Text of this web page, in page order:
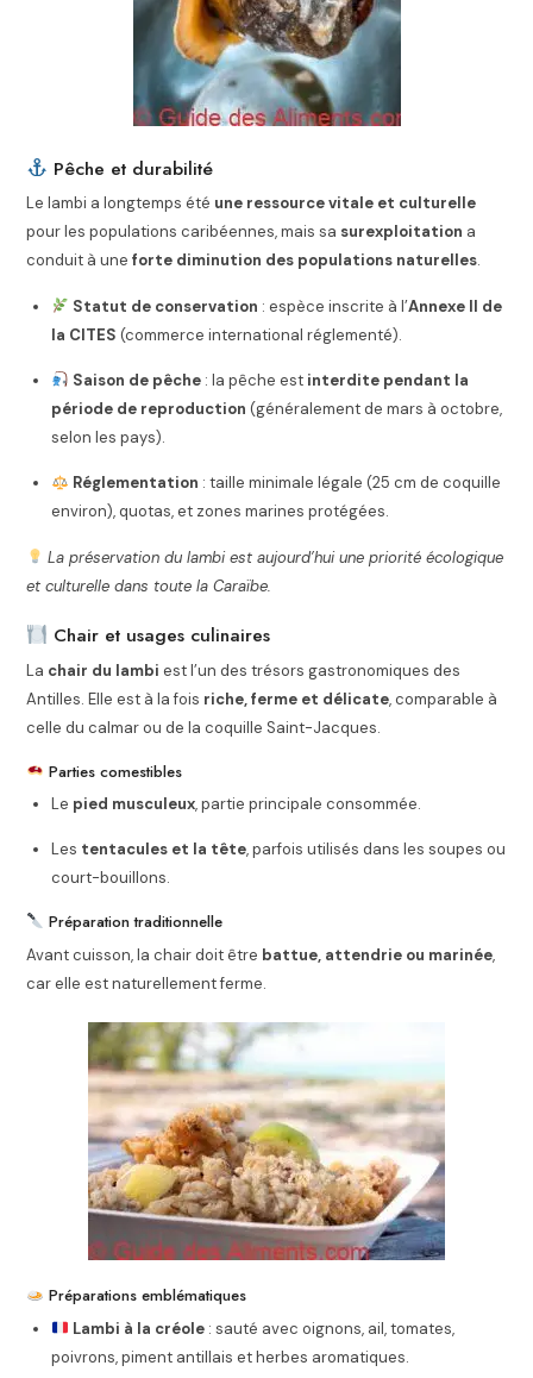
Pêche et durabilité
Le lambi a longtemps été une ressource vitale et culturelle
pour les populations caribéennes, mais sa surexploitation a
conduit à uneforte diminution des populations naturelles.
Statut de conservation : espèce inscrite à l’Annexe II de
la CITES (commerce international réglementé).
Saison de pêche : la pêche est interdite pendant la
période de reproduction (généralement de mars à octobre,
selon les pays).
Réglementation : taille minimale légale (25 cm de coquille
environ), quotas, et zones marines protégées.
La préservation du lambi est aujourd’hui une priorité écologique
et culturelle dans toute la Caraïbe.
Chair et usages culinaires
La chair du lambi est l’un des trésors gastronomiques des
Antilles. Elle est à la fois riche, ferme et délicate, comparable à
celle du calmar ou de la coquille Saint-Jacques.
Parties comestibles
Le pied musculeux, partie principale consommée.
Les tentacules et la tête, parfois utilisés dans les soupes ou
court-bouillons.
Préparation traditionnelle
Avant cuisson, la chair doit être battue, attendrie ou marinée,
car elle est naturellement ferme.
Préparations emblématiques
Lambi à la créole : sauté avec oignons, ail, tomates,
poivrons, piment antillais et herbes aromatiques.